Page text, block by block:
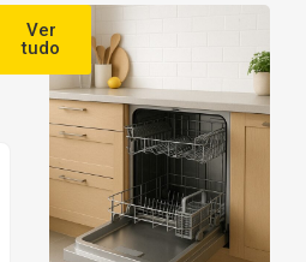
Ver
tudo